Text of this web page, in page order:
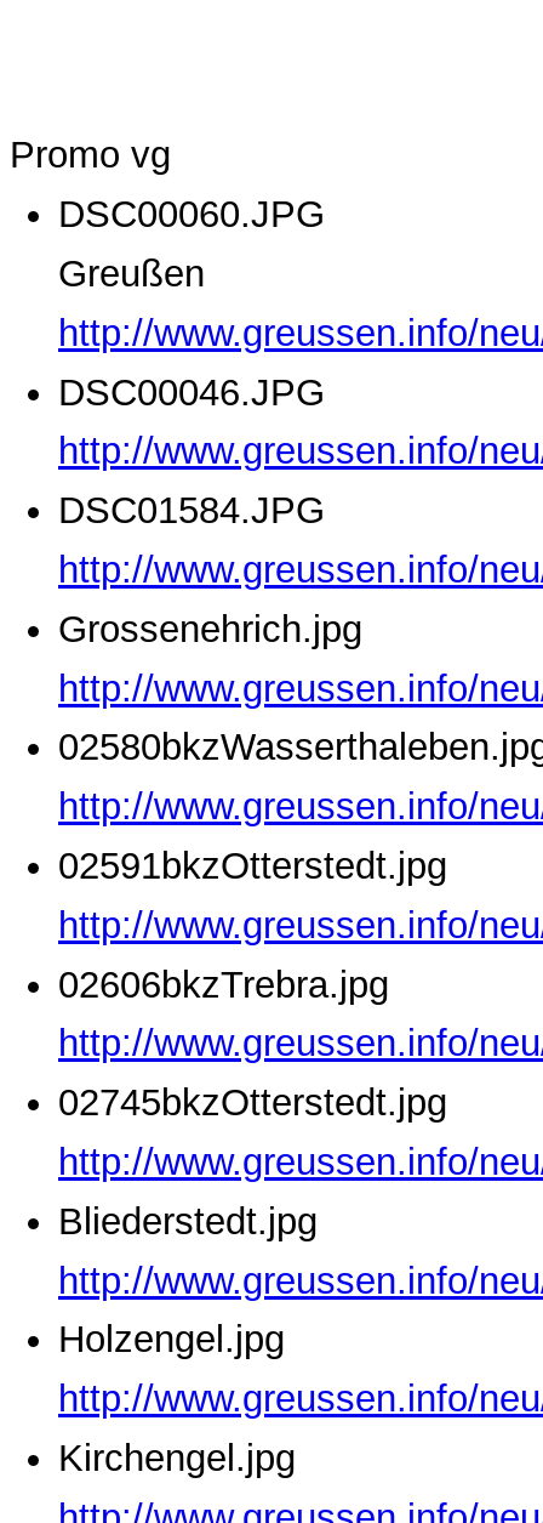
Promo vg
DSC00060.JPG
Greußen
http://www.greussen.info/
DSC00046.JPG
http://www.greussen.info/
DSC01584.JPG
http://www.greussen.info/
Grossenehrich.jpg
http://www.greussen.info/
http://www.greussen.info/
02591bkzOtterstedt.jpg
http://www.greussen.info/
02606bkzTrebra.jpg
http://www.greussen.info/
02745bkzOtterstedt.jpg
http://www.greussen.info/
Bliederstedt.jpg
http://www.greussen.info/
Holzengel.jpg
http://www.greussen.info/
Kirchengel.jpg